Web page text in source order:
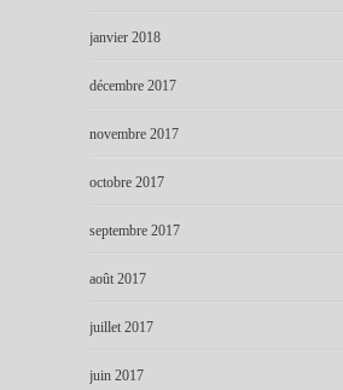
janvier 2018
décembre 2017
novembre 2017
octobre 2017
septembre 2017
août 2017
juillet 2017
juin 2017